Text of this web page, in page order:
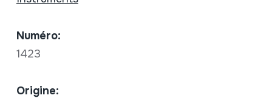
Numéro:
1423
Origine: